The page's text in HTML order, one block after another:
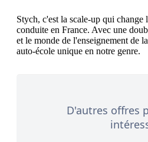
Stych, c'est la scale-up qui change
conduite en France. Avec une
et le monde de l'enseignement de
D'autres offres